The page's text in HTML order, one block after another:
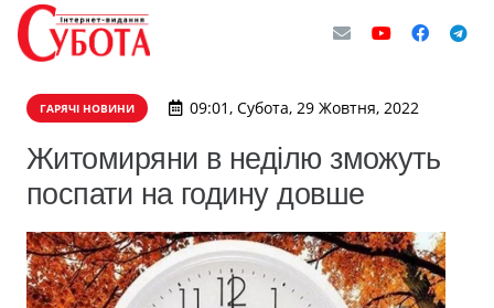
ГАРЯЧІ НОВИНИ 09:01, Субота, 29 Жовтня, 2022
Житомиряни в неділю зможуть
поспати на годину довше